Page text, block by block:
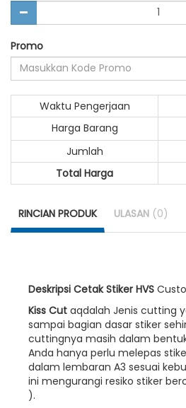
Promo
Waktu Pengerjaan
Harga Barang
Jumlah
Total Harga
RINCIAN PRODUK ULASAN (0)
Deskripsi Cetak Stiker HVS
Kiss Cut aqdalah Jenis cutting
sampai bagian dasar stiker
cuttingnya masih dalam
Anda hanya perlu melepas
dalam lembaran A3 sesuai
ini mengurangi resiko stiker
).